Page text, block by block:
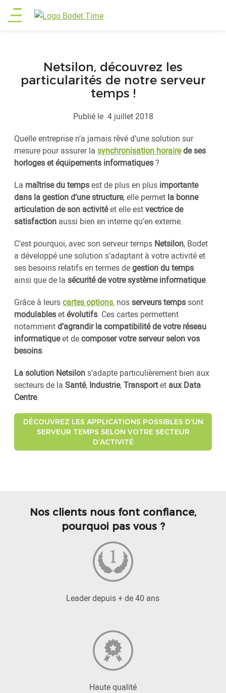
Aller
auMain
Netsilon, découvrez les
particularités de notre serveur
temps !
Publié le 4 juillet 2018
Quelle entreprise n’a jamais rêvé d’une solution sur
mesure pour assurer la synchronisation horairede ses
horloges et équipements informatiques?
La maîtrise du tempsest de plus en plus importante
dans la gestion d’une structure, elle permet la bonne
articulation de son activitéet elle estvectrice de
satisfaction aussi bien en interne qu’en externe.
C’est pourquoi, avec son serveur temps Netsilon, Bodet
a développé une solution s’adaptant à votre activité et
ses besoins relatifs en termes degestion du temps
ainsi que de la sécurité de votre système informatique.
Grâce à leurscartes options, nos serveurs tempssont
modulablesetévolutifs. Ces cartes permettent
notammentd’agrandir la compatibilité de votre réseau
informatiqueet decomposer votre serveur selon vos
besoins.
La solution Netsilons’adapte particulièrement bien aux
secteurs de la Santé, Industrie,Transportet aux Data
Centre.
DÉCOUVREZ LES APPLICATIONS POSSIBLES D’UN
SERVEUR TEMPS SELON VOTRE SECTEUR
D’ACTIVITÉ
Nos clients nous font confiance,
pourquoi pas vous ?
Leader depuis + de 40 ans
Haute qualité